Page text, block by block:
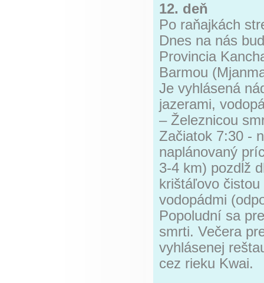
12. deň
Po raňajkách
Dnes na nás
Provincia
Barmou
Je vyhlásená
jazerami,
– Železnicou
Začiatok 7:30 -
naplánovaný
3-4 km) pozdĺž
krištáľovo
vodopádmi
Popoludní sa
smrti. Večera
vyhlásenej
cez rieku Kwai.